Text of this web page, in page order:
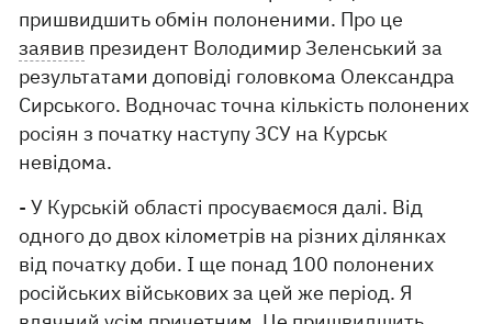
пришвидшить обмін полоненими. Про це
заявив президент Володимир Зеленський за
результатами доповіді головкома Олександра
Сирського. Водночас точна кількість полонених
росіян з початку наступу ЗСУ на Курськ
невідома.
- У Курській області просуваємося далі. Від
одного до двох кілометрів на різних ділянках
від початку доби. І ще понад 100 полонених
російських військових за цей же період. Я